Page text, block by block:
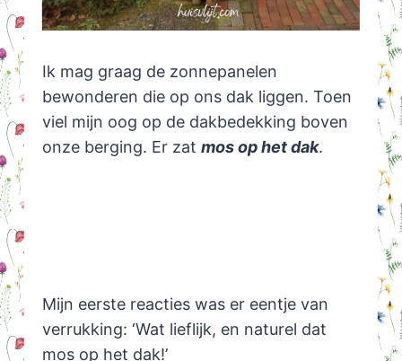
Ik mag graag de zonnepanelen
bewonderen die op ons dak liggen. Toen
viel mijn oog op de dakbedekking boven
onze berging. Er zat mos op het dak.
Mijn eerste reacties was er eentje van
verrukking: ‘Wat lieflijk, en naturel dat
mos op het dak!’